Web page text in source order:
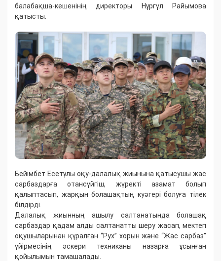
балабақша-кешенінің директоры Нұргүл Райымова
қатысты.
Бейімбет Есетұлы оқу-далалық жиынына қатысушы жас
сарбаздарға отансүйгіш, жүректі азамат болып
қалыптасып, жарқын болашақтың куәгері болуға тілек
білдірді.
Далалық жиынның ашылу салтанатында болашақ
сарбаздар қадам алды салтанатты шеру жасап, мектеп
оқушыларынан құралған “Рух” хорын және “Жас сарбаз”
үйірмесінің әскери техниканы назарға ұсынған
қойылымын тамашалады.